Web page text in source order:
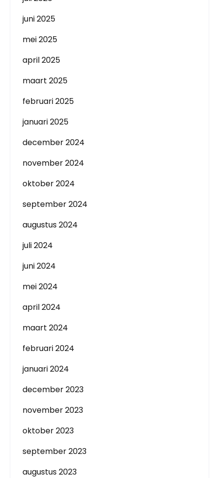
juni 2025
mei 2025
april 2025
maart 2025
februari 2025
januari 2025
december 2024
november 2024
oktober 2024
september 2024
augustus 2024
juli 2024
juni 2024
mei 2024
april 2024
maart 2024
februari 2024
januari 2024
december 2023
november 2023
oktober 2023
september 2023
augustus 2023